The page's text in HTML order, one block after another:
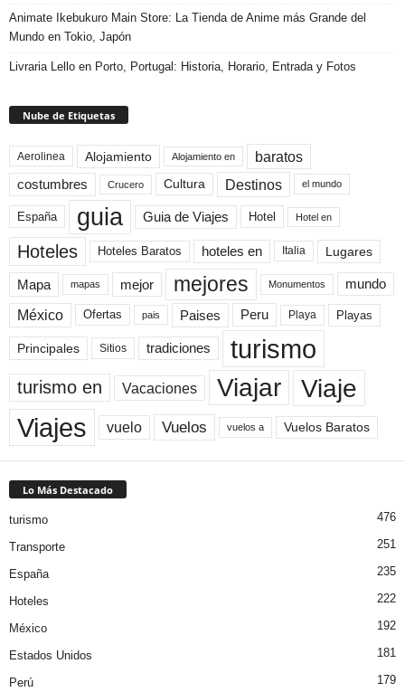
Animate Ikebukuro Main Store: La Tienda de Anime más Grande del
Mundo en Tokio, Japón
Livraria Lello en Porto, Portugal: Historia, Horario, Entrada y Fotos
Nube de Etiquetas
Aerolinea Alojamiento Alojamiento en baratos
costumbres Crucero Cultura Destinos el mundo
España guia Guia de Viajes Hotel Hotel en
Hoteles Hoteles Baratos hoteles en Italia Lugares
Mapa mapas mejor mejores Monumentos mundo
México Ofertas pais Paises Peru Playa Playas
Principales Sitios tradiciones turismo
turismo en Vacaciones Viajar Viaje
Viajes vuelo Vuelos vuelos a Vuelos Baratos
Lo Más Destacado
turismo 476
Transporte 251
España 235
Hoteles 222
México 192
Estados Unidos 181
Perú 179